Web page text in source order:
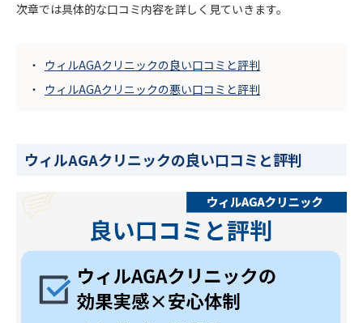
次章では具体的な口コミ内容を詳しく見ていきます。
ウィルAGAクリニックの良い口コミと評判
ウィルAGAクリニックの悪い口コミと評判
ウィルAGAクリニックの良い口コミと評判